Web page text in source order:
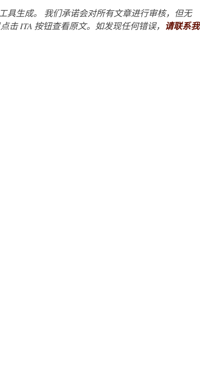
具生成。 我们承诺会对所有文章进行审核，但无
ITA 按钮查看原文。如发现任何错误， 请联系我